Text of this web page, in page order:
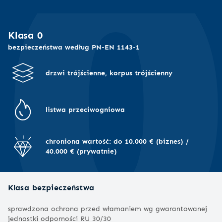
Klasa 0
bezpieczeństwa według PN-EN 1143-1
drzwi trójścienne, korpus trójścienny
listwa przeciwogniowa
chroniona wartość: do 10.000 € (biznes) /
40.000 € (prywatnie)
Klasa bezpieczeństwa
sprawdzona ochrona przed włamaniem wg gwarantowanej
jednostki odporności RU 30/30